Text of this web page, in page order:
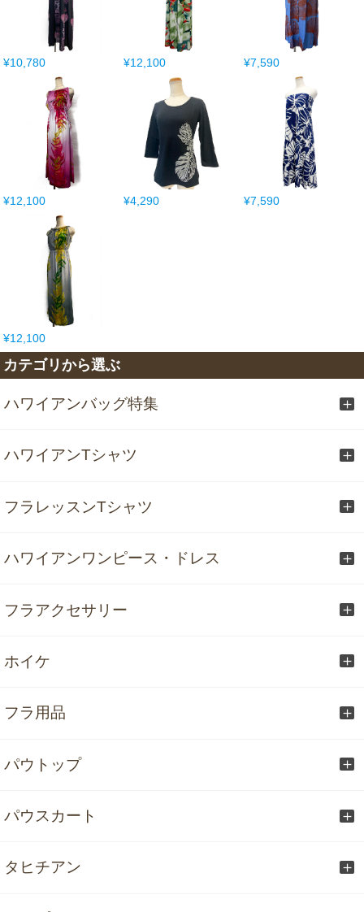
¥10,780 ¥12,100 ¥7,590
¥12,100 ¥4,290 ¥7,590
¥12,100
カテゴリから選ぶ
ハワイアンバッグ特集
ハワイアンTシャツ
フラレッスンTシャツ
ハワイアンワンピース・ドレス
フラアクセサリー
ホイケ
フラ用品
パウトップ
パウスカート
タヒチアン